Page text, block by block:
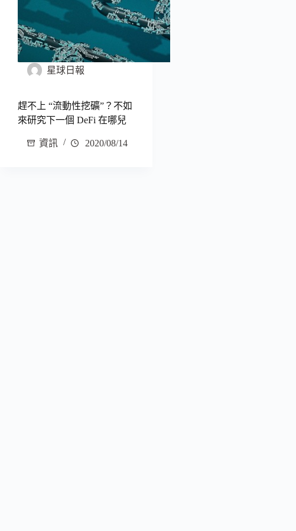
星球日報
趕不上 “流動性挖礦”？不如
來研究下一個 DeFi 在哪兒
資訊 2020/08/14